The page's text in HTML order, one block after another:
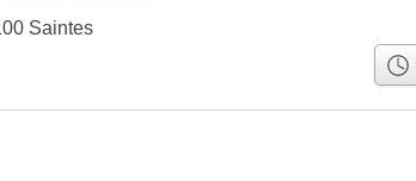
Saintes